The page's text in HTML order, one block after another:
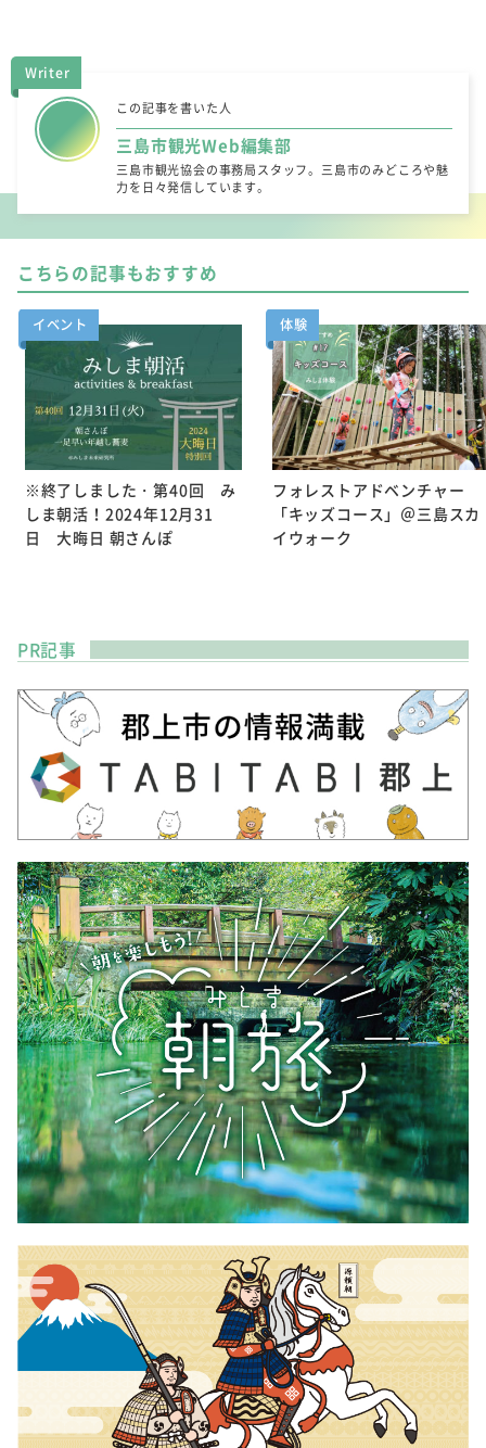
Writer
この記事を書いた人
三島市観光Web編集部
三島市観光協会の事務局スタッフ。三島市のみどころや魅
力を日々発信しています。
こちらの記事もおすすめ
イベント
※終了しました・第40回 み
しま朝活！2024年12月31
日 大晦日 朝さんぽ
体験
フォレストアドベンチャー
「キッズコース」＠三島スカ
イウォーク
PR記事